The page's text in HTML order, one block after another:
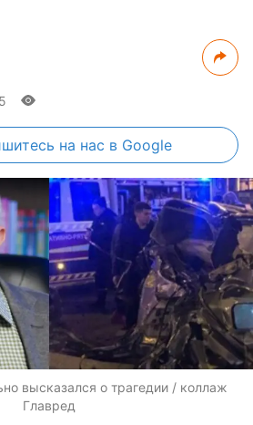
на нас в Google
высказался о трагедии / коллаж
Главред